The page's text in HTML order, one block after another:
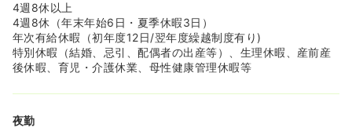
4週8休以上
4週8休（年末年始6日・夏季休暇3日）
年次有給休暇（初年度12日/翌年度繰越制度有り)
特別休暇（結婚、忌引、配偶者の出産等）、生理休暇、産前産
後休暇、育児・介護休業、母性健康管理休暇等
夜勤